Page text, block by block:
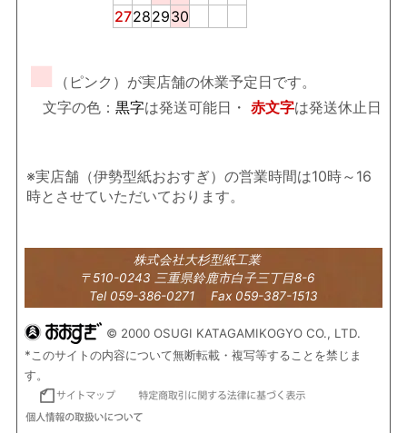
27282930
■
（ピンク）が実店舗の休業予定日です。
文字の色： 黒字は発送可能日・ 赤文字は発送休止日
※実店舗（伊勢型紙おおすぎ）の営業時間は10時～16
時とさせていただいております。
株式会社大杉型紙工業
〒510-0243 三重県鈴鹿市白子三丁目8-6
Tel 059-386-0271 Fax 059-387-1513
© 2000 OSUGI KATAGAMIKOGYO CO., LTD.
*このサイトの内容について無断転載・複写等することを禁じま
す。